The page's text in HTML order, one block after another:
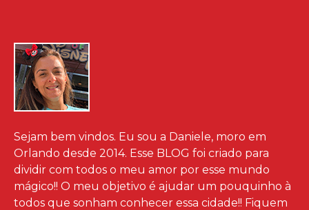
Sejam bem vindos. Eu sou a Daniele, moro em
Orlando desde 2014. Esse BLOG foi criado para
dividir com todos o meu amor por esse mundo
mágico!! O meu objetivo é ajudar um pouquinho à
todos que sonham conhecer essa cidade!! Fiquem